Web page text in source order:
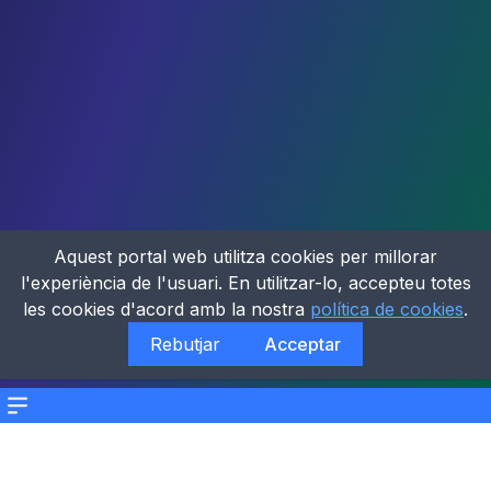
Menu
Aquest portal web utilitza cookies per millorar
l'experiència de l'usuari. En utilitzar-lo, accepteu totes
les cookies d'acord amb la nostra política de cookies.
Rebutjar
Acceptar